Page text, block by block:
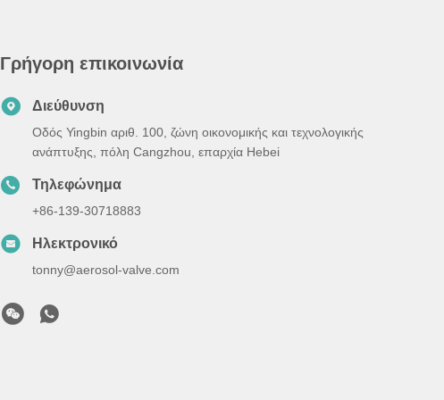
Γρήγορη επικοινωνία
Διεύθυνση
Οδός Yingbin αριθ. 100, ζώνη οικονομικής και τεχνολογικής
ανάπτυξης, πόλη Cangzhou, επαρχία Hebei
Τηλεφώνημα
+86-139-30718883
Ηλεκτρονικό
tonny@aerosol-valve.com